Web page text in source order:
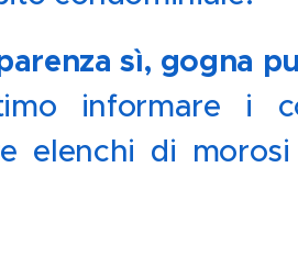
sì, gogna
informare i
elenchi di